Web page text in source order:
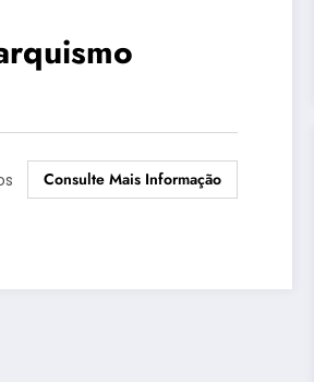
Consulte Mais Informação